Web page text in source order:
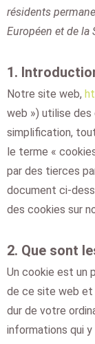
résidents
Européen et de la
1.
Notre site web,
web ») utilise
simplification,
le terme «
par des tierces
document ci-
des cookies sur
2. Que sont
Un cookie est un
de ce site web et
dur de votre
informations qui